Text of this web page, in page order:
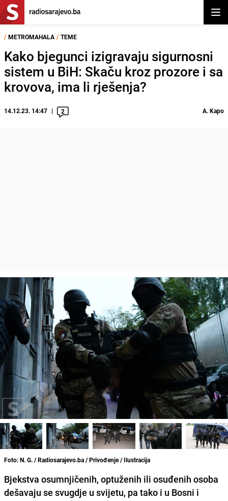
/ METROMAHALA / TEME
Kako bjegunci izigravaju sigurnosni
sistem u BiH: Skaču kroz prozore i sa
krovova, ima li rješenja?
14.12.23. 14:47 2 A. Kapo
Foto: N. G. / Radiosarajevo.ba / Privođenje / Ilustracija
Bjekstva osumnjičenih, optuženih ili osuđenih osoba
dešavaju se svugdje u svijetu, pa tako i u Bosni i